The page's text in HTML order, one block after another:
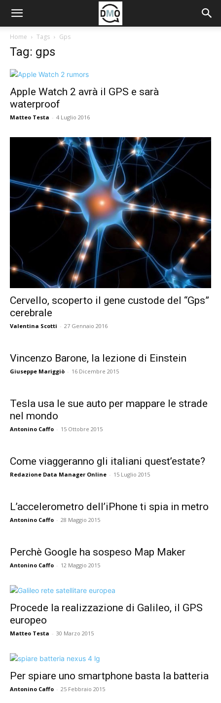
Home Tags Gps
Tag: gps
Apple Watch 2 avrà il GPS e sarà
waterproof
Matteo Testa - 4 Luglio 2016
Cervello, scoperto il gene custode del “Gps”
cerebrale
Valentina Scotti - 27 Gennaio 2016
Vincenzo Barone, la lezione di Einstein
Giuseppe Mariggiò - 16 Dicembre 2015
Tesla usa le sue auto per mappare le strade
nel mondo
Antonino Caffo - 15 Ottobre 2015
Come viaggeranno gli italiani quest’estate?
Redazione Data Manager Online - 15 Luglio 2015
L’accelerometro dell’iPhone ti spia in metro
Antonino Caffo - 28 Maggio 2015
Perchè Google ha sospeso Map Maker
Antonino Caffo - 12 Maggio 2015
Procede la realizzazione di Galileo, il GPS
europeo
Matteo Testa - 30 Marzo 2015
Per spiare uno smartphone basta la batteria
Antonino Caffo - 25 Febbraio 2015